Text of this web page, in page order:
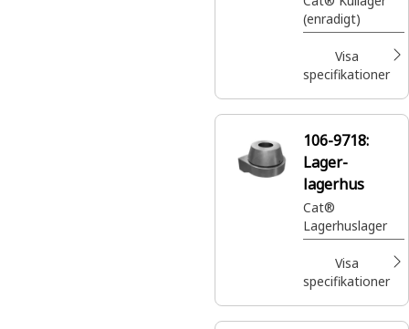
(enradigt)
Visa
specifikationer
106-9718:
Lager-
lagerhus
Cat®
Lagerhuslager
Visa
specifikationer